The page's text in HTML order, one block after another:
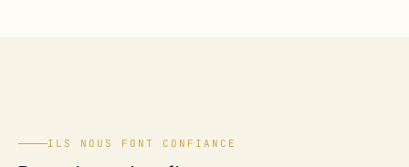
ILS NOUS FONT CONFIANCE